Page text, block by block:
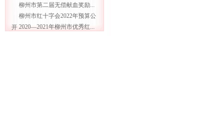
柳州市第二届无偿献血奖励...
柳州市红十字会2022年预算公
开 2020—2021年柳州市优秀红...